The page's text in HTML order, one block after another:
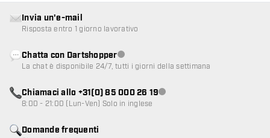
Domande frequenti
Invia un'e-mail
Risposta entro 1 giorno lavorativo
Chatta con DartshopperServizio clienti non disponibile
La chat è disponibile 24/7, tutti i giorni della settimana
Chiamaci allo +31(0) 85 000 26 19Servizio clienti non disponibile
8:00 - 21:00 (Lun-Ven) Solo in inglese